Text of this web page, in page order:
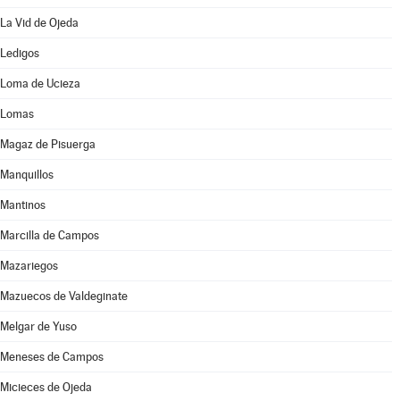
La Vid de Ojeda
Ledigos
Loma de Ucieza
Lomas
Magaz de Pisuerga
Manquillos
Mantinos
Marcilla de Campos
Mazariegos
Mazuecos de Valdeginate
Melgar de Yuso
Meneses de Campos
Micieces de Ojeda